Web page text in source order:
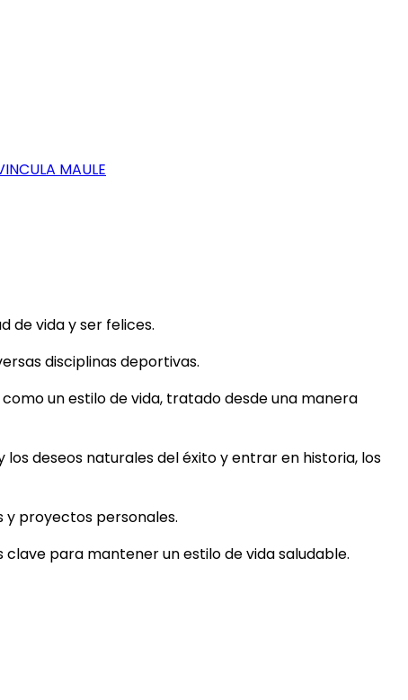
MAULE
de vida y ser felices.
disciplinas deportivas.
un estilo de vida, tratado desde una manera
deseos naturales del éxito y entrar en historia, los
y proyectos personales.
para mantener un estilo de vida saludable.